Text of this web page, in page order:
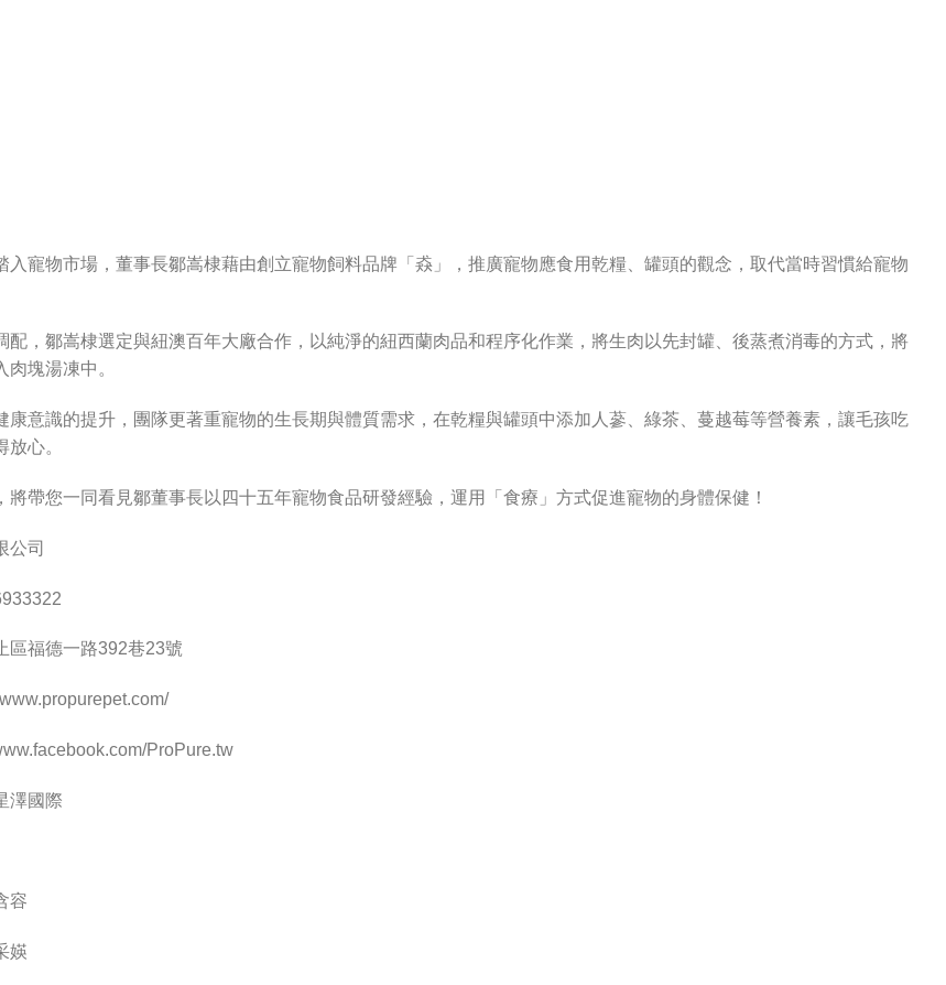
入寵物市場，董事長鄒嵩棣藉由創立寵物飼料品牌「猋」，推廣寵物應食用乾糧、罐頭的觀念，取代當時習慣給寵物
配，鄒嵩棣選定與紐澳百年大廠合作，以純淨的紐西蘭肉品和程序化作業，將生肉以先封罐、後蒸煮消毒的方式，將
塊湯凍中。
康意識的提升，團隊更著重寵物的生長期與體質需求，在乾糧與罐頭中添加人蔘、綠茶、蔓越莓等營養素，讓毛孩吃
心。
將帶您一同看見鄒董事長以四十五年寵物食品研發經驗，運用「食療」方式促進寵物的身體保健！
公司
區福德一路392巷23號
ProPure.tw
澤國際
容
媖